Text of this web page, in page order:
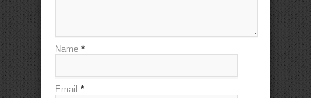
Name *
Email *